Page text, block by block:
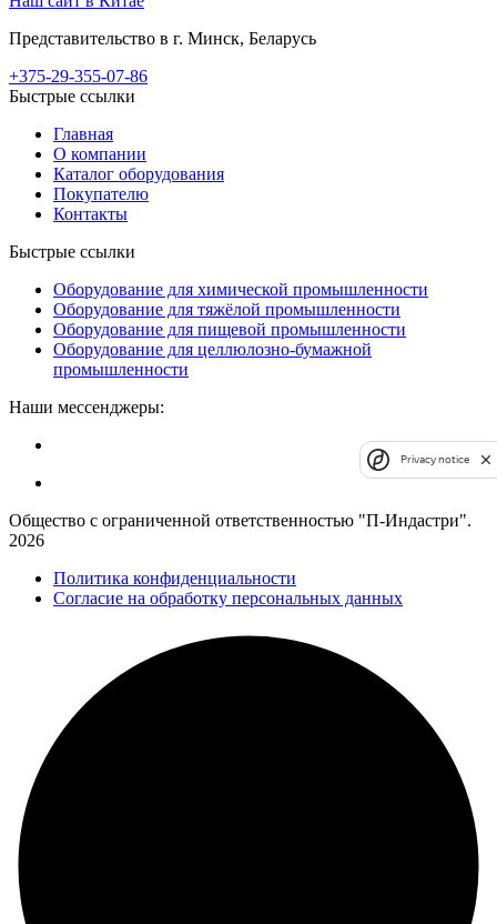
Представительство в г. Минск, Беларусь
+375-29-355-07-86
Быстрые ссылки
Главная
О компании
Каталог оборудования
Покупателю
Контакты
Быстрые ссылки
Оборудование для химической промышленности
Оборудование для тяжёлой промышленности
Оборудование для пищевой промышленности
Оборудование для целлюлозно-бумажной
промышленности
Наши мессенджеры:
Общество с ограниченной ответственностью "П-Индастри".
2026
Политика конфиденциальности
Согласие на обработку персональных данных
Privacy notice